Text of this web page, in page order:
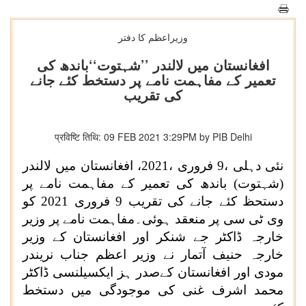
وزیراعظم کا دفتر
افغانستان میں لالندر ’’شہتوت‘‘باندھ کی
تعمیر کے مفاہمت نامے پر دستخط کئے جانے
کی تقریب
प्रविष्टि तिथि: 09 FEB 2021 3:29PM by PIB Delhi
نئی دہلی ،9 فروری ،2021، افغانستان میں لالندر
(شہتوت) باندھ کی تعمیر کے مفاہمت نامے پر
دستحظ کئے جانے کی تقریب 9 فروری 2021 کو
وی ٹی سی پر منعقد ہوئی۔مفاہمت نامے پر وزیر
خارجہ ڈاکٹر جے شنکر اور افغانستان کے وزیر
خارجہ حنیف آتمار نے وزیر اعظم جناب نریندر
مودی اور افغانستان کےصدر ہز ایکسیلنسی ڈاکٹر
محمد اشرف غنی کی موجودگی میں دستخط